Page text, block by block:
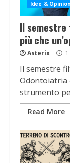
Idee &
Il semestre
più che
Asterix
Il semestre
Odontoiatria
strumento
Read More